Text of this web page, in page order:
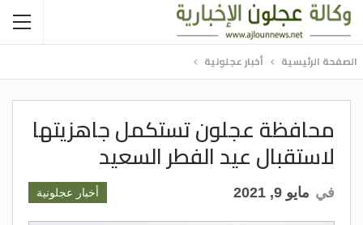
الصفحة الرئيسية أخبار عجلونية
محافظة عجلون تستكمل جاهزيتها
لاستقبال عيد الفطر السعيد
أخبار عجلونية في مايو 9, 2021